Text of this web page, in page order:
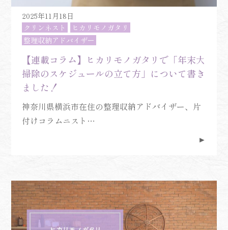
2025年11月18日
クリンネスト
ヒカリモノガタリ
整理収納アドバイザー
【連載コラム】ヒカリモノガタリで「年末大
掃除のスケジュールの立て方」について書き
ました！
神奈川県横浜市在住の整理収納アドバイザー、片
付けコラムニスト…
►